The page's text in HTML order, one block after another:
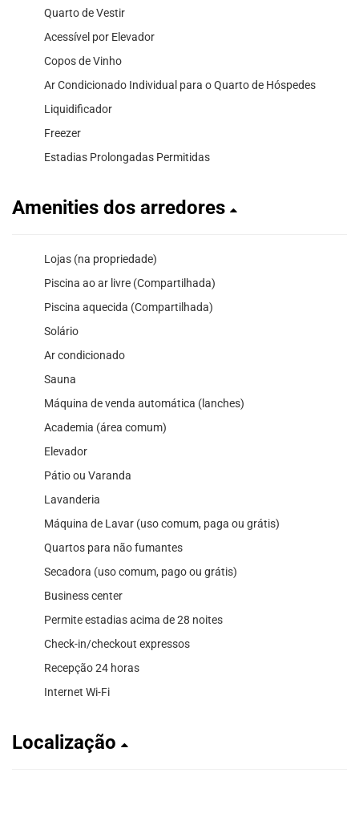
Quarto de Vestir
Acessível por Elevador
Copos de Vinho
Ar Condicionado Individual para o Quarto de Hóspedes
Liquidificador
Freezer
Estadias Prolongadas Permitidas
Amenities dos arredores
Lojas (na propriedade)
Piscina ao ar livre (Compartilhada)
Piscina aquecida (Compartilhada)
Solário
Ar condicionado
Sauna
Máquina de venda automática (lanches)
Academia (área comum)
Elevador
Pátio ou Varanda
Lavanderia
Máquina de Lavar (uso comum, paga ou grátis)
Quartos para não fumantes
Secadora (uso comum, pago ou grátis)
Business center
Permite estadias acima de 28 noites
Check-in/checkout expressos
Recepção 24 horas
Internet Wi-Fi
Localização